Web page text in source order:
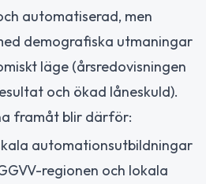
automatiserad, men
demografiska utmaningar
läge (årsredovisningen
och ökad låneskuld).
framåt blir därför:
automationsutbildningar
regionen och lokala